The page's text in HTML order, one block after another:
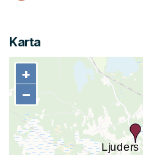
Karta
+
−
+
−